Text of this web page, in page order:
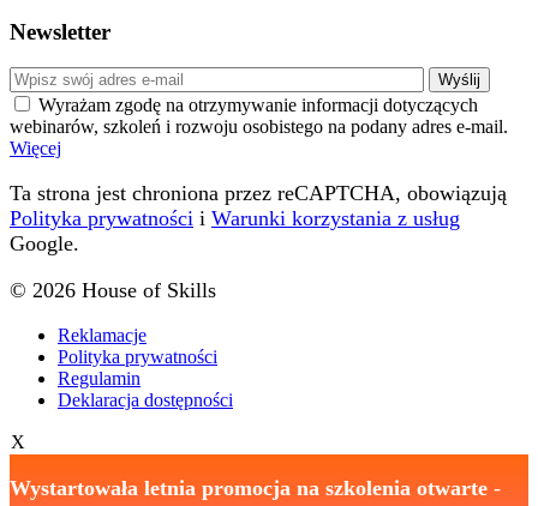
Newsletter
Wyrażam zgodę na otrzymywanie informacji dotyczących
webinarów, szkoleń i rozwoju osobistego na podany adres e-mail.
Więcej
Ta strona jest chroniona przez reCAPTCHA, obowiązują
Polityka prywatności i Warunki korzystania z usług
Google.
© 2026 House of Skills
Reklamacje
Polityka prywatności
Regulamin
Deklaracja dostępności
X
Wystartowała letnia promocja na szkolenia otwarte -